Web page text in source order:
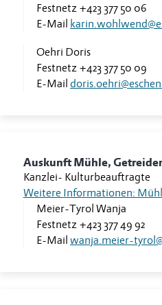
Festnetz +423 377 50 06
E-Mail
Oehri Doris
Festnetz +423 377 50 09
E-Mail
Auskunft Mühle,
Kanzlei- Kulturbeauftragte
Weitere Informationen:
Meier-Tyrol Wanja
Festnetz +423 377 49 92
E-Mail wanja.meier-